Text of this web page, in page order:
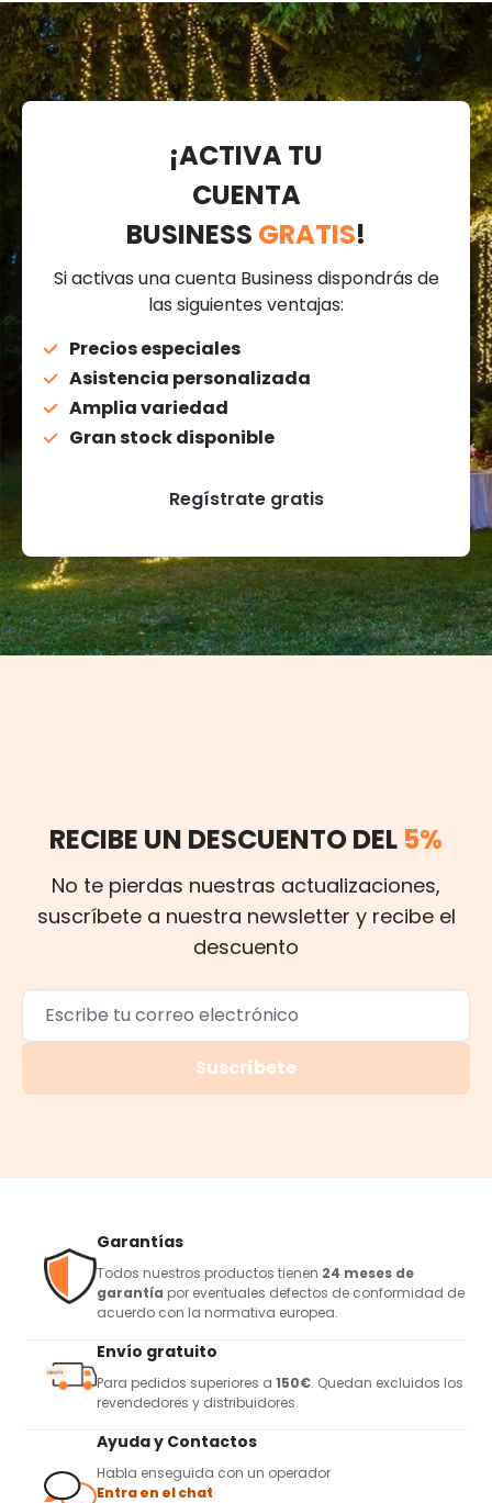
¡ACTIVA TU
CUENTA
BUSINESS GRATIS!
Si activas una cuenta Business dispondrás de
las siguientes ventajas:
Precios especiales
Asistencia personalizada
Amplia variedad
Gran stock disponible
Regístrate gratis
RECIBE UN DESCUENTO DEL 5%
No te pierdas nuestras actualizaciones,
suscríbete a nuestra newsletter y recibe el
descuento
Suscríbete
Garantías
Todos nuestros productos tienen 24 meses de
garantía por eventuales defectos de conformidad de
acuerdo con la normativa europea.
Envío gratuito
Para pedidos superiores a 150€. Quedan excluidos los
revendedores y distribuidores.
Ayuda y Contactos
Habla enseguida con un operador
Entra en el chat